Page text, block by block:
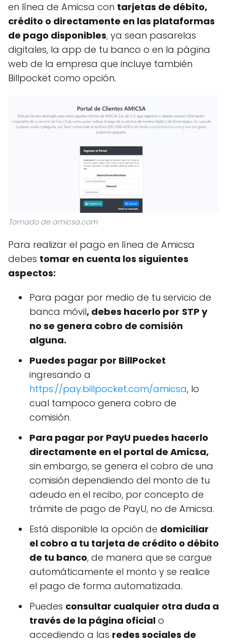
en línea de Amicsa con tarjetas de débito,
crédito o directamente en las plataformas
de pago disponibles, ya sean pasarelas
digitales, la app de tu banco o en la página
web de la empresa que incluye también
Billpocket como opción.
Tomado de amicsa.com
Para realizar el pago en línea de Amicsa
debes tomar en cuenta los siguientes
aspectos:
Para pagar por medio de tu servicio de
banca móvil, debes hacerlo por STP y
no se genera cobro de comisión
alguna.
Puedes pagar por BillPocket
ingresando a
https://pay.billpocket.com/amicsa, lo
cual tampoco genera cobro de
comisión.
Para pagar por PayU puedes hacerlo
directamente en el portal de Amicsa,
sin embargo, se genera el cobro de una
comisión dependiendo del monto de tu
adeudo en el recibo, por concepto de
trámite de pago de PayU, no de Amicsa.
Está disponible la opción de domiciliar
el cobro a tu tarjeta de crédito o débito
de tu banco, de manera que se cargue
automáticamente el monto y se realice
el pago de forma automatizada.
Puedes consultar cualquier otra duda a
través de la página oficial o
accediendo a las redes sociales de